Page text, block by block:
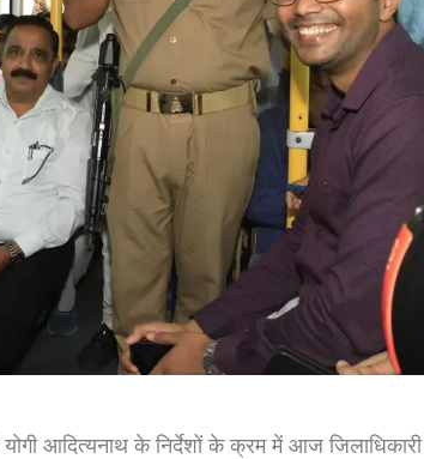
आदित्यनाथ के निर्देशों के क्रम में आज जिलाधिकारी